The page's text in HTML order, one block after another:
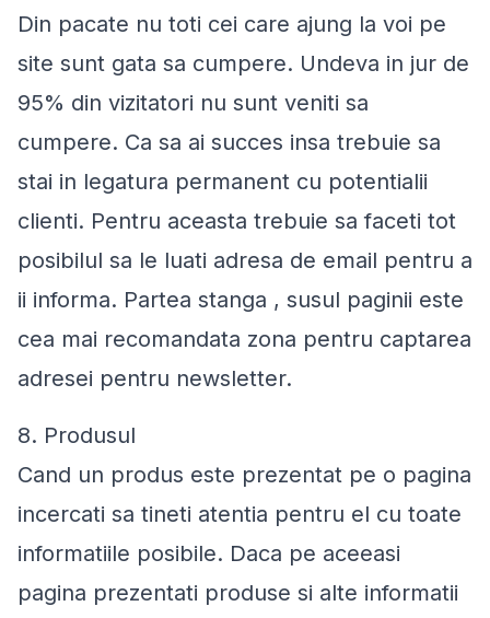
Din pacate nu toti cei care ajung la voi pe
site sunt gata sa cumpere. Undeva in jur de
95% din vizitatori nu sunt veniti sa
cumpere. Ca sa ai succes insa trebuie sa
stai in legatura permanent cu potentialii
clienti. Pentru aceasta trebuie sa faceti tot
posibilul sa le luati adresa de email pentru a
ii informa. Partea stanga , susul paginii este
cea mai recomandata zona pentru captarea
adresei pentru newsletter.
8. Produsul
Cand un produs este prezentat pe o pagina
incercati sa tineti atentia pentru el cu toate
informatiile posibile. Daca pe aceeasi
pagina prezentati produse si alte informatii